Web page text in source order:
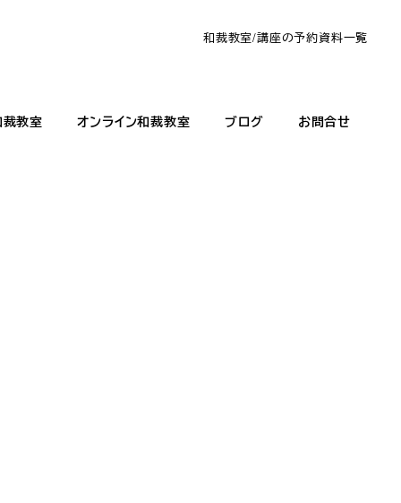
和裁教室/講座の予約資料一覧
裁教室 オンライン和裁教室 ブログ お問合せ